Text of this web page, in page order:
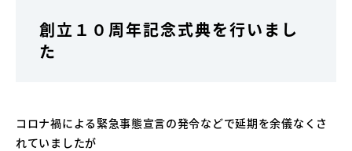
創立１０周年記念式典を行いまし
た
コロナ禍による緊急事態宣言の発令などで延期を余儀なくさ
れていましたが